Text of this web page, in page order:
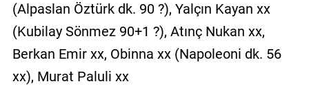
(Alpaslan Öztürk dk. 90 ?), Yalçın Kayan xx
(Kubilay Sönmez 90+1 ?), Atınç Nukan xx,
Berkan Emir xx, Obinna xx (Napoleoni dk. 56
xx), Murat Paluli xx